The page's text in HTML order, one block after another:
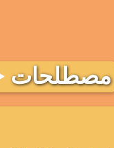
مصطلحات